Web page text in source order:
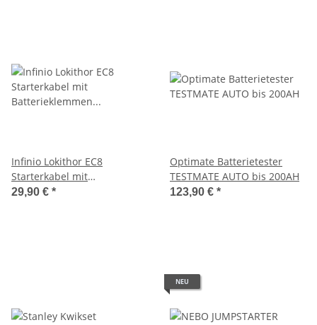
Infinio Lokithor EC8
Starterkabel mit
Batterieklemmen für
29,90 € *
Optimate Batterietester
TESTMATE AUTO bis 200AH
123,90 € *
NEU